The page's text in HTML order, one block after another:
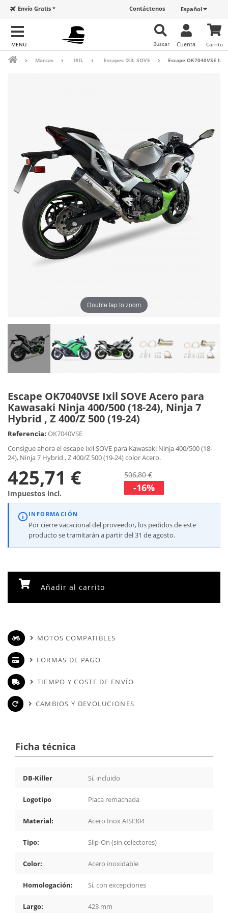
Español
Contáctenos
Envío Gratis *
Carrito
Cuenta
Buscar
Marcas IXIL Escapes IXIL SOVE Escape OK7040VSE
Double tap to zoom
Escape OK7040VSE Ixil SOVE Acero para
Kawasaki Ninja 400/500 (18-24), Ninja 7
Hybrid , Z 400/Z 500 (19-24)
Referencia: OK7040VSE
Consigue ahora el escape Ixil SOVE para Kawasaki Ninja 400/500 (18-
24), Ninja 7 Hybrid , Z 400/Z 500 (19-24) color Acero.
425,71 €
Impuestos incl.
506,80 €
-16%
INFORMACIÓN
Por cierre vacacional del proveedor, los pedidos de este
producto se tramitarán a partir del 31 de agosto.
Añadir al carrito
MOTOS COMPATIBLES
FORMAS DE PAGO
TIEMPO Y COSTE DE ENVÍO
CAMBIOS Y DEVOLUCIONES
Ficha técnica
DB-Killer Sí, incluido
Logotipo Placa remachada
Material: Acero Inox AISI304
Tipo: Slip-On (sin colectores)
Color: Acero inoxidable
Homologación: Sí, con excepciones
Largo: 423 mm